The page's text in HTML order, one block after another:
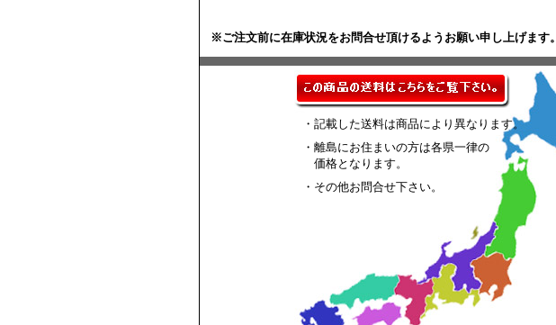
※ご注文前に在庫状況をお問合せ頂けるようお願い申し上げます。
・記載した送料は商品により異なります。
・離島にお住まいの方は各県一律の
価格となります。
・その他お問合せ下さい。